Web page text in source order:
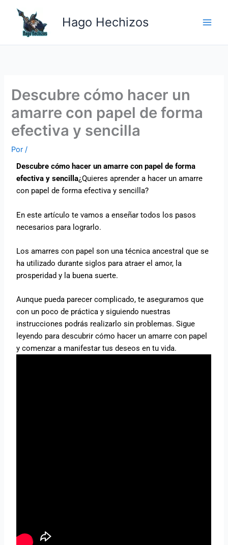
contenido
Hago Hechizos
Descubre cómo hacer un
amarre con papel de forma
efectiva y sencilla
Por/
Descubre cómo hacer un amarre con papel de forma
efectiva y sencilla¿Quieres aprender a hacer un amarre
con papel de forma efectiva y sencilla?
En este artículo te vamos a enseñar todos los pasos
necesarios para lograrlo.
Los amarres con papel son una técnica ancestral que se
ha utilizado durante siglos para atraer el amor, la
prosperidad y la buena suerte.
Aunque pueda parecer complicado, te aseguramos que
con un poco de práctica y siguiendo nuestras
instrucciones podrás realizarlo sin problemas. Sigue
leyendo para descubrir cómo hacer un amarre con papel
y comenzar a manifestar tus deseos en tu vida.